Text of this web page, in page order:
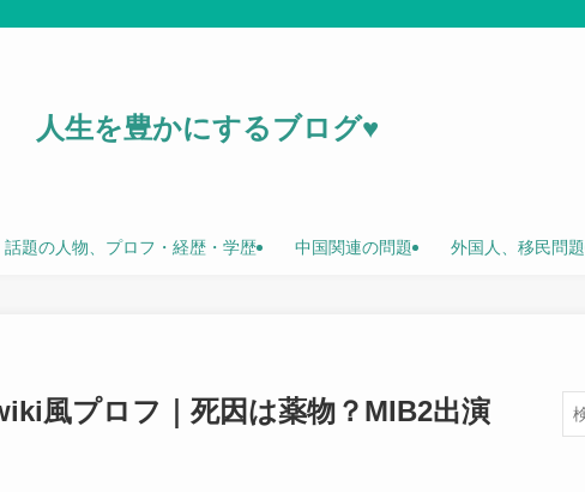
人生を豊かにするブログ♥
話題の人物、プロフ・経歴・学歴 中国関連の問題 外国人、移民問題
風プロフ｜死因は薬物？MIB2出演